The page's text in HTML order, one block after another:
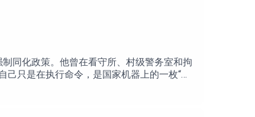
同化政策。他曾在看守所、村级警务室和拘
只是在执行命令，是国家机器上的一枚“小
开发声的内部证人。离开中国并讲出自己知
协助体制加害他人的责任？在这期长达两